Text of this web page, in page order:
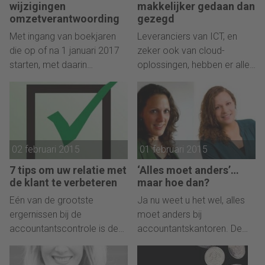
grensoverschrijdende
ondernemer niet zakelijk
heeft gehandeld. Hoe
kunnen ondernemer en
accountant dit voorkomen?
wijzigingen
omzetverantwoording
Met ingang van boekjaren
die op of na 1 januari 2017
starten, met daarin
vergelijkende cijfers over
omzetverantwoording van
beursgenoteerde
ondernemingen drastisch
kunnen wijzigen.
makkelijker gedaan dan
gezegd
Leveranciers van ICT, en
zeker ook van cloud-
oplossingen, hebben er alle
cloud zo ingewikkeld
mogelijk voor te stellen.
Complexer dan het in
werkelijkheid is.
02 februari 2015
7 tips om uw relatie met
de klant te verbeteren
Eén van de grootste
ergernissen bij de
accountantscontrole is de
meerwerkdiscussie, die
tegelijkertijd een
01 februari 2015
‘Alles moet anders’…
maar hoe dan?
Ja nu weet u het wel, alles
moet anders bij
accountantskantoren. De
wereld om u heen verandert,
met name uw klanten, hun